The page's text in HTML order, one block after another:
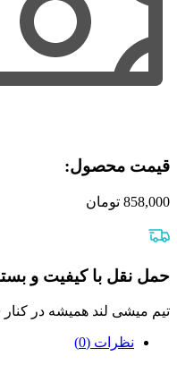
قیمت محصول:​
858,000 تومان
حمل نقل با کیفیت و
تیم میشی لند همیشه در
نظرات (0)